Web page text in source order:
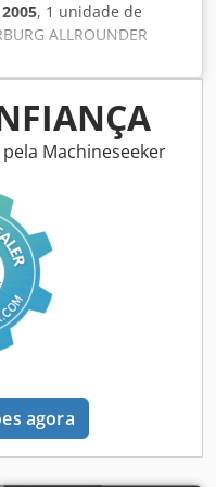
2005, 1 unidade de
ALLROUNDER
Dcsdpfx Ajzqcl Isg
acordo com as
2005 Número da
350x110x200 cm
Machineseeker
agora